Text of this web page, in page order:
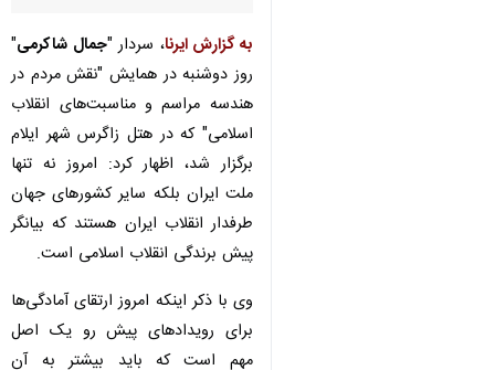
به گزارش ایرنا، سردار "جمال شاکرمی"
روز دوشنبه در همایش "نقش مردم در
هندسه مراسم و مناسبت‌های انقلاب
اسلامی" که در هتل زاگرس شهر ایلام
برگزار شد، اظهار کرد: امروز نه تنها
ملت ایران بلکه سایر کشورهای جهان
طرفدار انقلاب ایران هستند که بیانگر
پیش برندگی انقلاب اسلامی است.
وی با ذکر اینکه امروز ارتقای آمادگی‌ها
برای رویدادهای پیش رو یک اصل
مهم است که باید بیشتر به آن